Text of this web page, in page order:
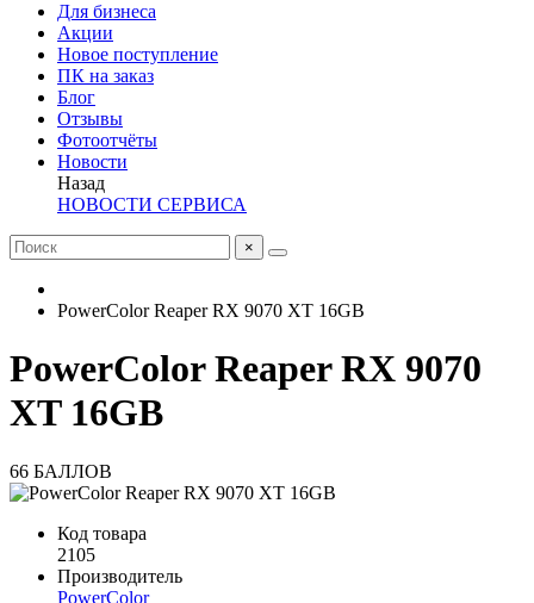
Для бизнеса
Акции
Новое поступление
ПК на заказ
Блог
Отзывы
Фотоотчёты
Новости
Назад
НОВОСТИ СЕРВИСА
×
PowerColor Reaper RX 9070 XT 16GB
PowerColor Reaper RX 9070
XT 16GB
66 БАЛЛОВ
Код товара
2105
Производитель
PowerColor